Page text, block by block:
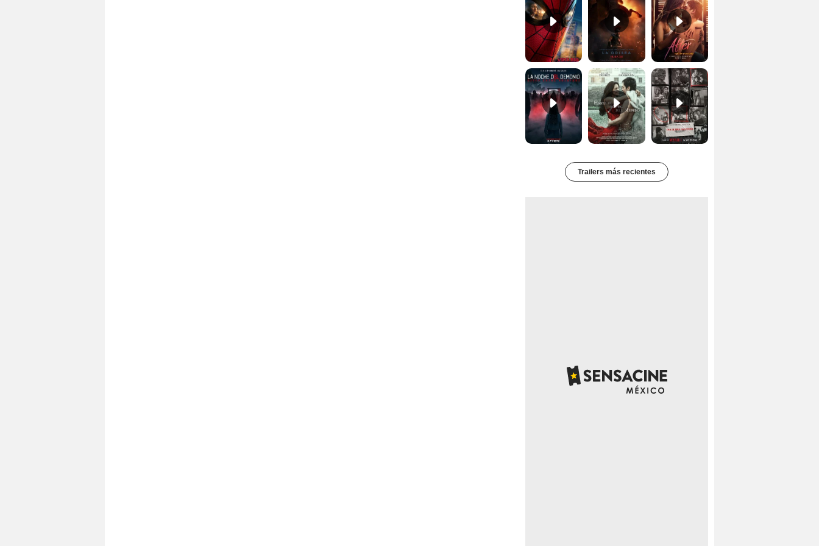
Primer Tráiler Oficial Subtitulado de 'La Noche Del Demonio: Están Entre Nosotros' Primer Tráiler Oficial Subtitulado de 'Una última aventura: Detrás de cámaras de Stranger Things 5'
Trailers más recientes